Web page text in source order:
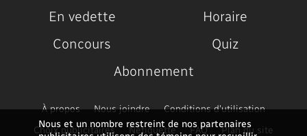
Nous et un nombre restreint de nos partenaires
En vedette
Horaire
Concours
Quiz
Abonnement
À propos Nous joindre
Conditions d'utilisation
Choix publicitaires
Nétiquette FAQ Plan du site